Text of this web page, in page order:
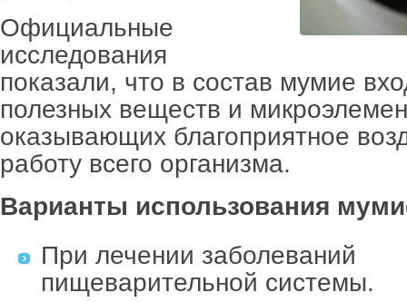
Официальные
исследования
показали, что в состав мумие
полезных веществ и
оказывающих благоприятное
работу всего организма.
Варианты использования
При лечении заболеваний
пищеварительной системы.